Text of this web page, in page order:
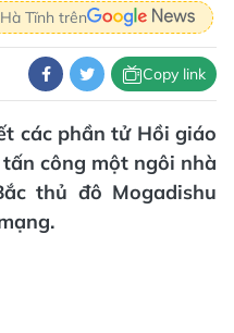
Tĩnh trên
Copy link
các phần tử Hồi giáo
công một ngôi nhà
thủ đô Mogadishu